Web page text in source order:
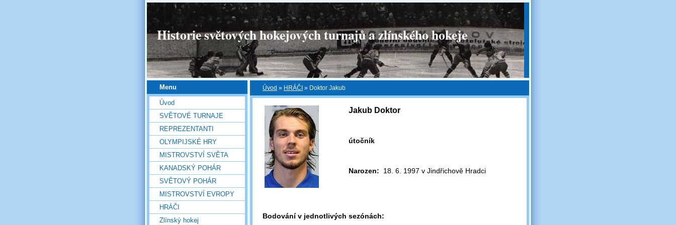
Historie světových hokejových turnajů a zlínského hokeje
Úvod » HRÁČI » Doktor Jakub
Jakub Doktor
útočník
Narozen: 18. 6. 1997 v Jindřichově Hradci
Bodování v jednotlivých sezónách:
Menu
Úvod
SVĚTOVÉ TURNAJE
REPREZENTANTI
OLYMPIJSKÉ HRY
MISTROVSTVÍ SVĚTA
KANADSKÝ POHÁR
SVĚTOVÝ POHÁR
MISTROVSTVÍ EVROPY
HRÁČI
Zlínský hokej